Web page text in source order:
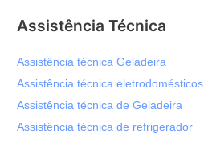
Assistência Técnica
Assistência técnica Geladeira
Assistência técnica eletrodomésticos
Assistência técnica de Geladeira
Assistência técnica de refrigerador